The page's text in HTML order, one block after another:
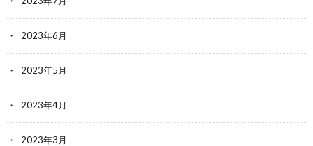
2023年6月
2023年5月
2023年4月
2023年3月